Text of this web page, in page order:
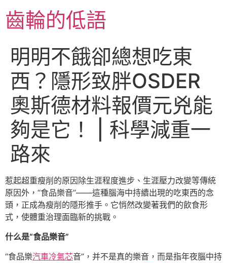
至
主齒輪的低語
明明不餓卻總想吃東
西？隱形致胖OSDER
奧斯德材料報價元兇能
夠是它！ | 科學減重一
路來
惹起超重瘦削的原因除生涯程度進步、生涯壓力改變等傳統
原因外，“食品樂音”——這種腦海中持續出現的吃東西的念
頭，正成為瘦削的隱形推手。它悄然改變著我們的飲食形
式，使體重治理面臨新的挑戰。
什么是“食品樂音”
“食品樂汽車冷氣芯音”，并不是真的樂音，而是指年夜腦中持